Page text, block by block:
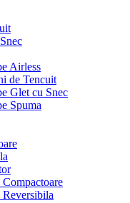
Airless
de Tencuit
Glet cu Snec
Spuma